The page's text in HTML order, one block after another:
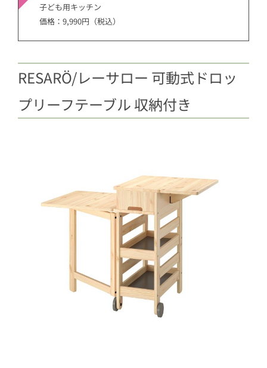
子ども用キッチン
価格：9,990円（税込）
RESARÖ/レーサロー 可動式ドロッ
プリーフテーブル 収納付き